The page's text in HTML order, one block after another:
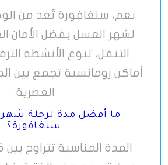
نعم، سنغافورة تُعد من
لشهر العسل بفضل الأمان
التنقل، تنوع الأنشطة
أماكن رومانسية تجمع بين
العصرية.
ما أفضل مدة لرحلة
سنغافورة؟